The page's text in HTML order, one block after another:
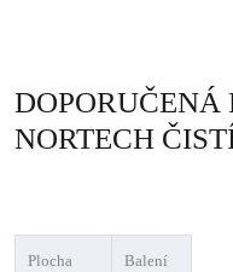
NORTECH
Plocha Balení